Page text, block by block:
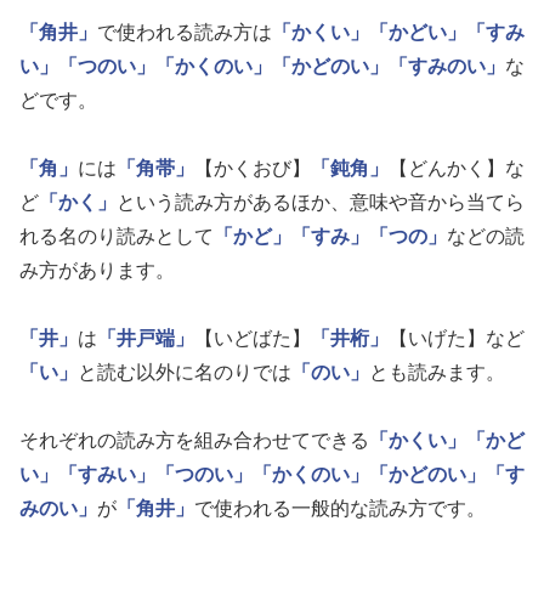
「角井」 で使われる読み方は 「かくい」 「かどい」
「すみ
い」
「つのい」 「かくのい」 「かどのい」 「すみのい」 な
どです。
「角」 には 「角帯」 【かくおび】 「鈍角」
【どんかく】な
ど 「かく」
という読み方があるほか、意味や音から当てら
れる名のり読みとして
「かど」 「すみ」 「つの」 などの読
み方があります。
「井」 は 「井戸端」 【いどばた】 「井桁」
【いげた】など
「い」
と読む以外に名のりでは 「のい」 とも読みます。
それぞれの読み方を組み合わせてできる 「かくい」
「かど
い」
「すみい」 「つのい」 「かくのい」 「かどのい」
「す
みのい」 が 「角井」 で使われる一般的な読み方です。